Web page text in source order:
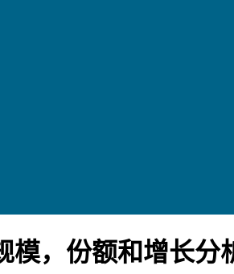
模，份额和增长